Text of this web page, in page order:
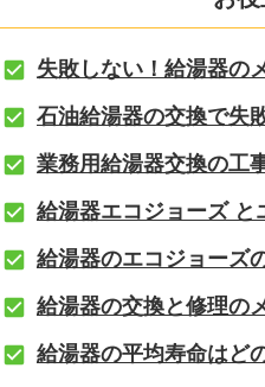
失敗しない！給湯器の
石油給湯器の交換で失
業務用給湯器交換の工
給湯器エコジョーズ と
給湯器のエコジョーズ
給湯器の交換と修理の
給湯器の平均寿命はど